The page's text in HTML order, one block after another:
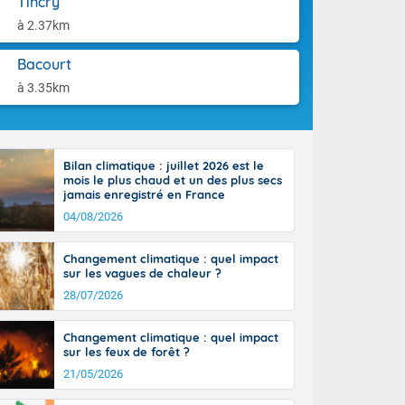
à 2.37km
Bacourt
à 3.35km
le Poitou-
8 à 13
26 sur le
le sud-
Bilan climatique : juillet 2026 est le
mois le plus chaud et un des plus secs
jamais enregistré en France
04/08/2026
Changement climatique : quel impact
sur les vagues de chaleur ?
28/07/2026
Changement climatique : quel impact
sur les feux de forêt ?
21/05/2026